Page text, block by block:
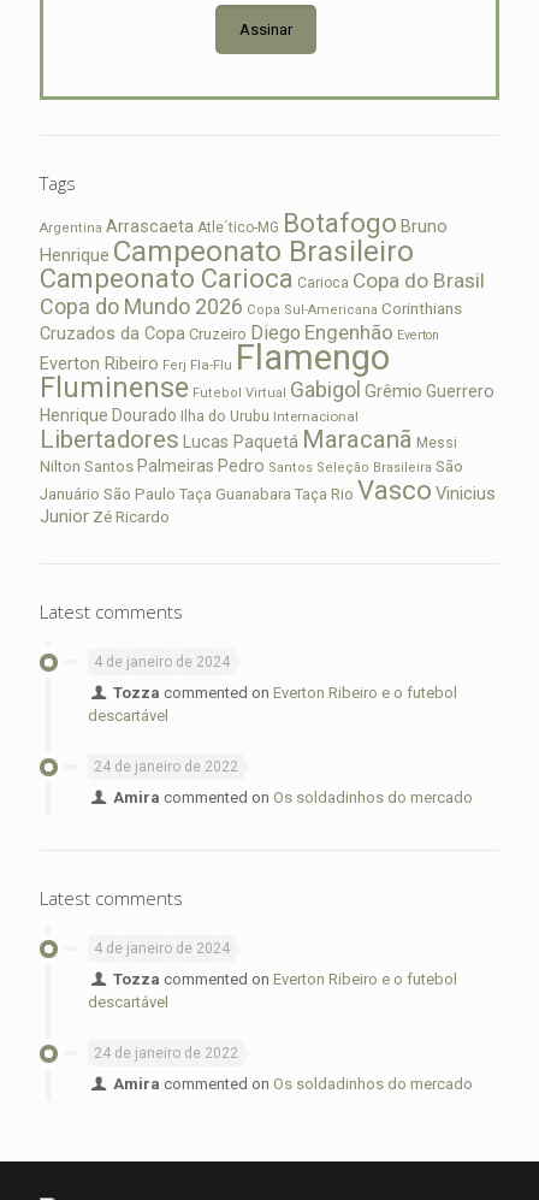
Assinar
Tags
Argentina Arrascaeta Atle´tico-MG Botafogo Bruno
Henrique Campeonato Brasileiro
Campeonato Carioca Carioca Copa do Brasil
Copa do Mundo 2026 Copa Sul-Americana Corinthians
Cruzados da Copa Cruzeiro Diego Engenhão Everton
Everton Ribeiro Ferj Fla-Flu Flamengo
Fluminense Futebol Virtual Gabigol Grêmio Guerrero
Henrique Dourado Ilha do Urubu Internacional
Libertadores Lucas Paquetá Maracanã Messi
Nilton Santos Palmeiras Pedro Santos Seleção Brasileira São
Januário São Paulo Taça Guanabara Taça Rio Vasco Vinicius
Junior Zé Ricardo
Latest comments
4 de janeiro de 2024
Tozza commented onEverton Ribeiro e o futebol
descartável
24 de janeiro de 2022
Amira commented onOs soldadinhos do mercado
Latest comments
4 de janeiro de 2024
Tozza commented onEverton Ribeiro e o futebol
descartável
24 de janeiro de 2022
Amira commented onOs soldadinhos do mercado